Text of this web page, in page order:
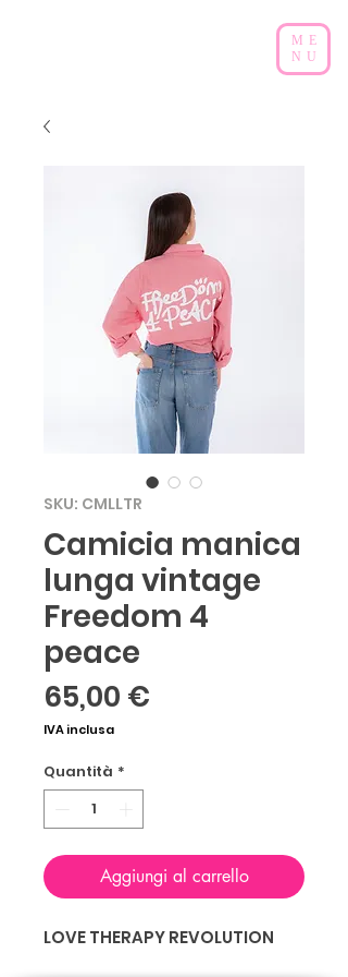
ME
NU
SKU: CMLLTR
Camicia manica
lunga vintage
Freedom 4
peace
65,00 €
IVA inclusa
Quantità *
Aggiungi al carrello
LOVE THERAPY REVOLUTION